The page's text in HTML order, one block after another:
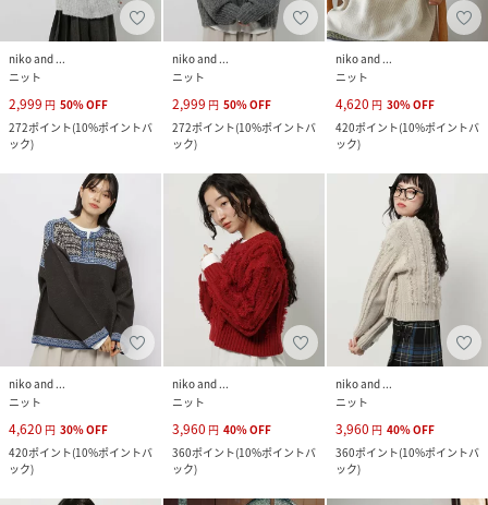
niko and ...
ニット
2,999 円 50%OFF
272ポイント(10%ポイントバ
ック)
niko and ...
ニット
2,999 円 50%OFF
272ポイント(10%ポイントバ
ック)
niko and ...
ニット
4,620 円 30%OFF
420ポイント(10%ポイントバ
ック)
niko and ...
ニット
4,620 円 30%OFF
420ポイント(10%ポイントバ
ック)
niko and ...
ニット
3,960 円 40%OFF
360ポイント(10%ポイントバ
ック)
niko and ...
ニット
3,960 円 40%OFF
360ポイント(10%ポイントバ
ック)